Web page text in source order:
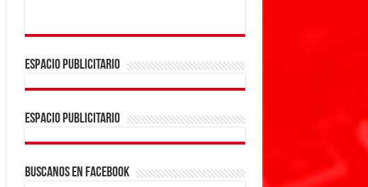
ESPACIO PUBLICITARIO
ESPACIO PUBLICITARIO
BUSCANOS EN FACEBOOK